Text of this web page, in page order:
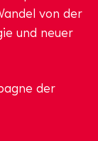
von der
und neuer
der